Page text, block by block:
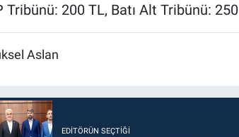
Tribünü: 200 TL, Batı Alt Tribünü:
Aslan
EDITÖRÜN SEÇTIĞI